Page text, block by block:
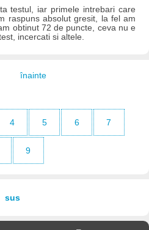
testul, iar primele intrebari care
raspuns absolut gresit, la fel am
obtinut 72 de puncte, ceva nu e
incercati si altele.
înainte
4 5 6 7
9
sus